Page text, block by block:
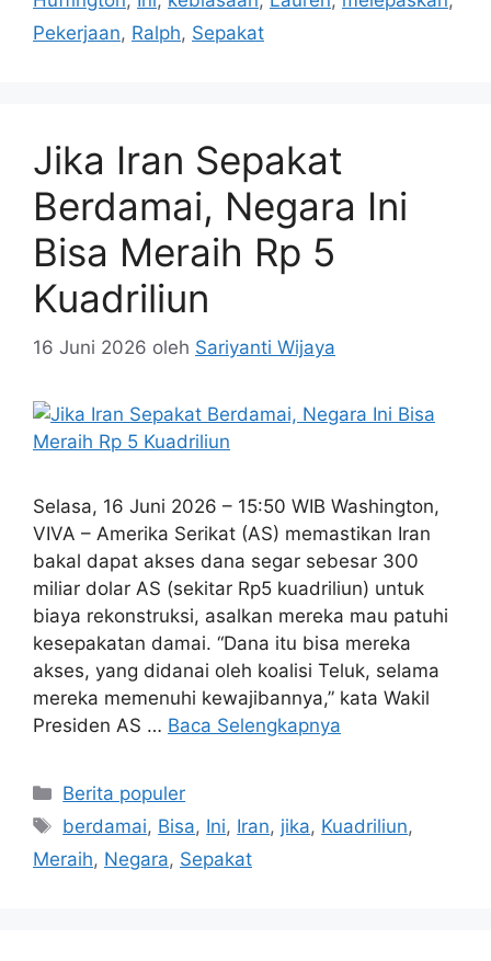
Pekerjaan, Ralph, Sepakat
Jika Iran Sepakat
Berdamai, Negara Ini
Bisa Meraih Rp 5
Kuadriliun
16 Juni 2026 oleh Sariyanti Wijaya
Selasa, 16 Juni 2026 – 15:50 WIB Washington,
VIVA – Amerika Serikat (AS) memastikan Iran
bakal dapat akses dana segar sebesar 300
miliar dolar AS (sekitar Rp5 kuadriliun) untuk
biaya rekonstruksi, asalkan mereka mau patuhi
kesepakatan damai. “Dana itu bisa mereka
akses, yang didanai oleh koalisi Teluk, selama
mereka memenuhi kewajibannya,” kata Wakil
Presiden AS … Baca Selengkapnya
Kategori
Berita populer
Tag
berdamai, Bisa, Ini, Iran, jika, Kuadriliun,
Meraih, Negara, Sepakat